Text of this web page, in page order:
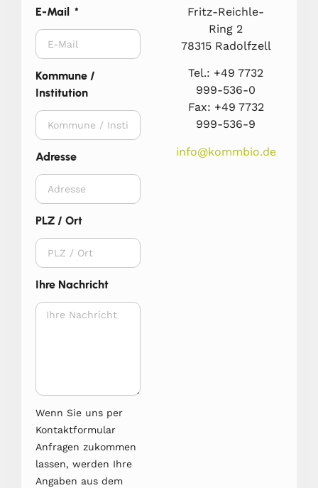
E-Mail
Kommune /
Institution
Adresse
PLZ / Ort
Ihre Nachricht
Wenn Sie uns per
Kontaktformular
Anfragen zukommen
lassen, werden Ihre
Angaben aus dem
Fritz-Reichle-
Ring 2
78315 Radolfzell
Tel.: +49 7732
999-536-0
Fax: +49 7732
999-536-9
info@kommbio.de